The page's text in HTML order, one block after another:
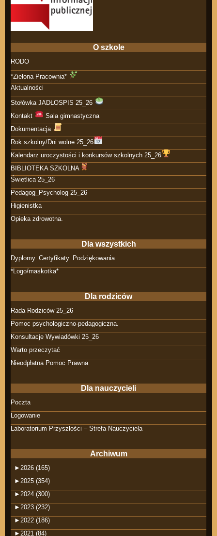
O szkole
RODO
*Zielona Pracownia*
Aktualności
Stołówka JADŁOSPIS 25_26
Kontakt
Sala gimnastyczna
Dokumentacja
Rok szkolny/Dni wolne 25_26
Kalendarz uroczystości i konkursów szkolnych 25_26
BIBLIOTEKA SZKOLNA
Świetlica 25_26
Pedagog_Psycholog 25_26
Higienistka
Opieka zdrowotna.
Dla wszystkich
Dyplomy. Certyfikaty. Podziękowania.
*Logo/maskotka*
Dla rodziców
Rada Rodziców 25_26
Pomoc psychologiczno-pedagogiczna.
Konsultacje Wywiadówki 25_26
Warto przeczytać
Nieodpłatna Pomoc Prawna
Dla nauczycieli
Poczta
Logowanie
Laboratorium Przyszłości – Strefa Nauczyciela
Archiwum
► 2026 (165)
► 2025 (354)
► 2024 (300)
► 2023 (232)
► 2022 (186)
► 2021 (84)